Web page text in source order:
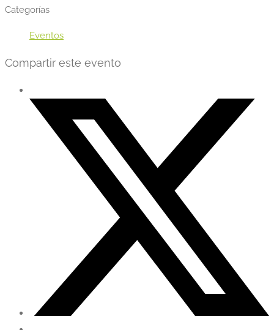
Categorías
Eventos
Compartir este evento